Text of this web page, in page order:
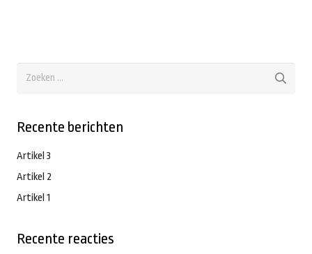
Zoeken
Recente berichten
Artikel 3
Artikel 2
Artikel 1
Recente reacties